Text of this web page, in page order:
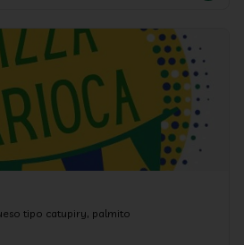
tipo catupiry, palmito